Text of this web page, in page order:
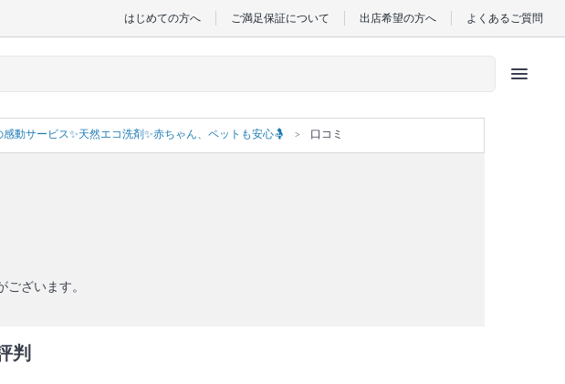
はじめての方へ ご満足保証について 出店希望の方へ よくあるご質問
menu
動サービス✨天然エコ洗剤✨赤ちゃん、ペットも安心🤱 口コミ
ざいます。
判